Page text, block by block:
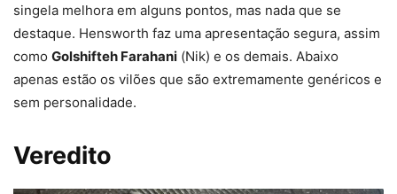
singela melhora em alguns pontos, mas nada que se
destaque. Hensworth faz uma apresentação segura, assim
como Golshifteh Farahani (Nik) e os demais. Abaixo
apenas estão os vilões que são extremamente genéricos e
sem personalidade.
Veredito